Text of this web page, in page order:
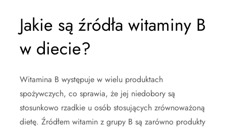
Jakie są źródła witaminy B
w diecie?
Witamina B występuje w wielu produktach
spożywczych, co sprawia, że jej niedobory są
stosunkowo rzadkie u osób stosujących zrównoważoną
dietę. Źródłem witamin z grupy B są zarówno produkty